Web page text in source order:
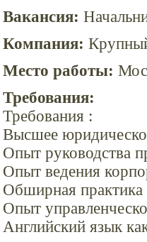
Вакансия:
Компания:
Место работы:
Требования:
Требования :
Высшее
Опыт руководства
Опыт ведения
Обширная
Опыт
Английский язык